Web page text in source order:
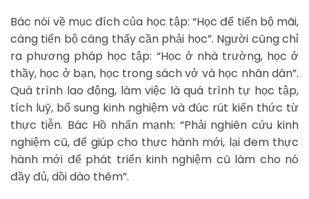
Bác nói về mục đích của học tập: “Học để tiến bộ mãi,
càng tiến bộ càng thấy cần phải học”. Người cũng chỉ
ra phương pháp học tập: “Học ở nhà trường, học ở
thầy, học ở bạn, học trong sách vở và học nhân dân”.
Quá trình lao động, làm việc là quá trình tự học tập,
tích luỹ, bổ sung kinh nghiệm và đúc rút kiến thức từ
thực tiễn. Bác Hồ nhấn mạnh: “Phải nghiên cứu kinh
nghiệm cũ, để giúp cho thực hành mới, lại đem thực
hành mới để phát triển kinh nghiệm cũ làm cho nó
đầy đủ, dồi dào thêm”.